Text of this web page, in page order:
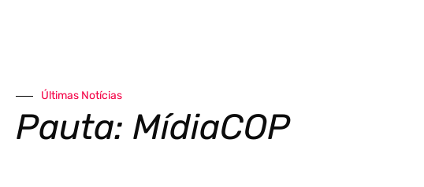
Últimas Notícias
Pauta: MídiaCOP